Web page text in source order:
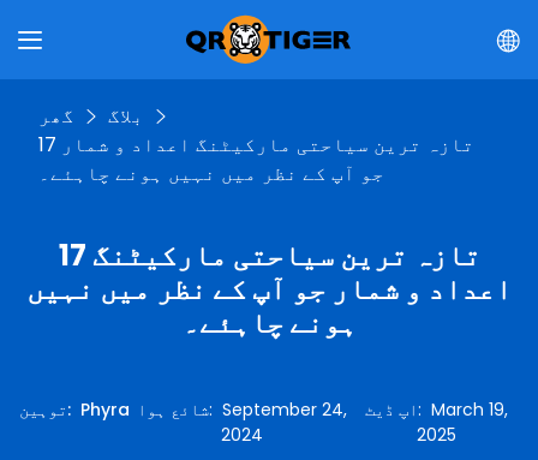
گھر
بلاگ
17 تازہ ترین سیاحتی مارکیٹنگ اعداد و شمار
جو آپ کے نظر میں نہیں ہونے چاہئے۔
17 تازہ ترین سیاحتی مارکیٹنگ
اعداد و شمار جو آپ کے نظر میں نہیں
ہونے چاہئے۔
توہین: Phyra شائع ہوا:September 24,
2024
اپ ڈیٹ:March 19,
2025